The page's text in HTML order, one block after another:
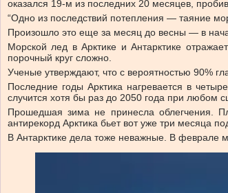
оказался 19-м из последних 20 месяцев,
“Одно из последствий потепления — таяние
Произошло это еще за месяц до весны — в
Морской лед в Арктике и Антарктике
порочный круг сложно.
Ученые утверждают, что с вероятностью 90%
Последние годы Арктика нагревается в
случится хотя бы раз до 2050 года при любом
Прошедшая зима не принесла облегчения.
антирекорд Арктика бьет вот уже три месяца
В Антарктике дела тоже неважные. В феврале